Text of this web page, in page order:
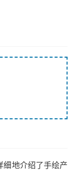
细地介绍了手绘产